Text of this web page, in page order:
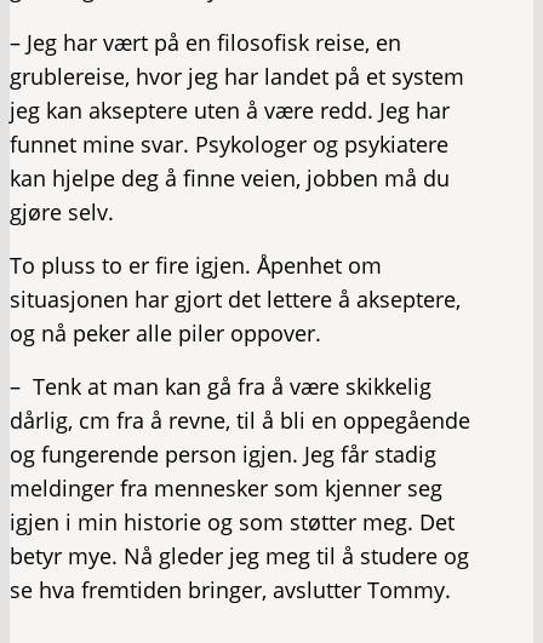
– Jeg har vært på en filosofisk reise, en
grublereise, hvor jeg har landet på et system
jeg kan akseptere uten å være redd. Jeg har
funnet mine svar. Psykologer og psykiatere
kan hjelpe deg å finne veien, jobben må du
gjøre selv.
To pluss to er fire igjen. Åpenhet om
situasjonen har gjort det lettere å akseptere,
og nå peker alle piler oppover.
– Tenk at man kan gå fra å være skikkelig
dårlig, cm fra å revne, til å bli en oppegående
og fungerende person igjen. Jeg får stadig
meldinger fra mennesker som kjenner seg
igjen i min historie og som støtter meg. Det
betyr mye. Nå gleder jeg meg til å studere og
se hva fremtiden bringer, avslutter Tommy.